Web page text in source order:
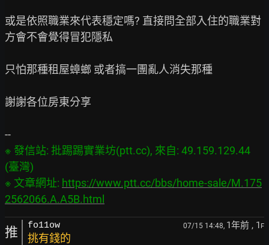
或是依照職業來代表穩定嗎? 直接問全部入住的職業對
方會不會覺得冒犯隱私
只怕那種租屋蟑螂 或者搞一團亂人消失那種
謝謝各位房東分享
※ 發信站: 批踢踢實業坊(ptt.cc), 來自: 49.159.129.44
(臺灣)
※ 文章網址: https://www.ptt.cc/bbs/home-sale/M.175
2562066.A.A5B.html
推 fo11ow 07/15 14:48, 1年前 , 1 F
挑有錢的